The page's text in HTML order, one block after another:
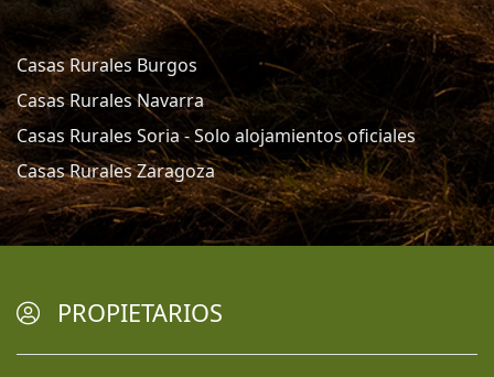
Casas Rurales Burgos
Casas Rurales Navarra
Casas Rurales Soria - Solo alojamientos oficiales
Casas Rurales Zaragoza
PROPIETARIOS